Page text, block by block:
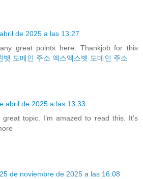
de 2025 a las 13:27
great points here. Thankjob for this
벳 도메인 주소 엑스엑스벳 도메인 주소
abril de 2025 a las 13:33
topic. I’m amazed to read this. It’s
25 de noviembre de 2025 a las 16:08